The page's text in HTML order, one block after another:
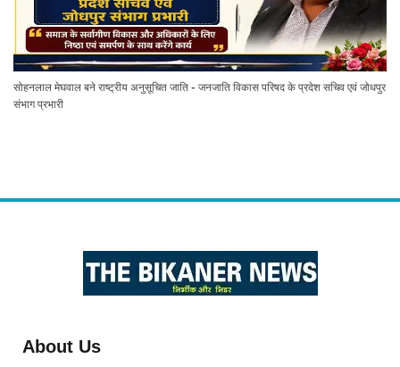
सोहनलाल मेघवाल बने राष्ट्रीय अनुसूचित जाति - जनजाति विकास परिषद के प्रदेश सचिव एवं जोधपुर
संभाग प्रभारी
About Us